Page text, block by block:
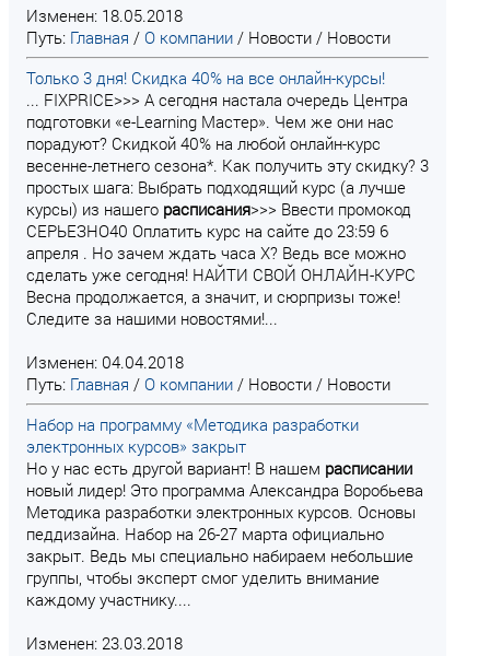
Изменен: 18.05.2018
Путь: Главная / О компании / Новости / Новости
Только 3 дня! Скидка 40% на все онлайн-курсы!
... FIXPRICE>>> А сегодня настала очередь Центра
подготовки «e-Learning Мастер». Чем же они нас
порадуют? Скидкой 40% на любой онлайн-курс
весенне-летнего сезона*. Как получить эту скидку? 3
простых шага: Выбрать подходящий курс (а лучше
курсы) из нашего расписания>>> Ввести промокод
СЕРЬЕЗНО40 Оплатить курс на сайте до 23:59 6
апреля . Но зачем ждать часа Х? Ведь все можно
сделать уже сегодня! НАЙТИ СВОЙ ОНЛАЙН-КУРС
Весна продолжается, а значит, и сюрпризы тоже!
Следите за нашими новостями!...
Изменен: 04.04.2018
Путь: Главная / О компании / Новости / Новости
Набор на программу «Методика разработки
электронных курсов» закрыт
Но у нас есть другой вариант! В нашем расписании
новый лидер! Это программа Александра Воробьева
Методика разработки электронных курсов. Основы
педдизайна. Набор на 26-27 марта официально
закрыт. Ведь мы специально набираем небольшие
группы, чтобы эксперт смог уделить внимание
каждому участнику....
Изменен: 23.03.2018